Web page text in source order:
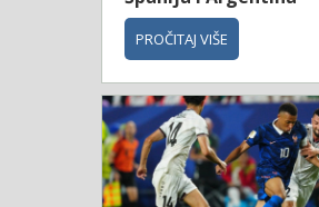
PROČITAJ VIŠE